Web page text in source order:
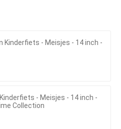
Kinderfiets - Meisjes - 14 inch -
- Meisjes - 14 inch -
Collection